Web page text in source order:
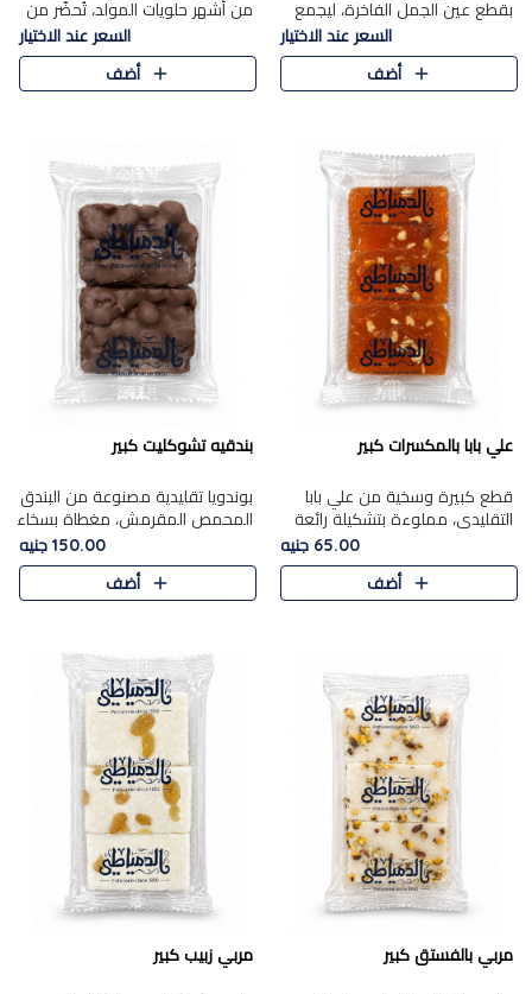
بقطع عين الجمل الفاخرة، ليجمع
بين القوام الناعم وقرمشة الجوز
في مذاق شرقي أصيل.
السعر عند الاختيار
أضف
من أشهر حلويات المولد، تُحضّر من
فول سوداني محمص بعناية
ومغلف بطبقة رقيقة من السكر
المكرمل، لتمنحك قرمشة أصيلة
السعر عند الاختيار
أضف
علي بابا بالمكسرات كبير
قطع كبيرة وسخية من علي بابا
التقليدي، مملوءة بتشكيلة رائعة
من المكسرات المحمصة المحمرة.
65.00 جنيه
أضف
بندقيه تشوكليت كبير
بوندويا تقليدية مصنوعة من البندق
المحمص المقرمش، مغطاة بسخاء
بشوكولاتة فاخرة غنية لتحقيق
التوازن المثالي بين قوام القرمشة
ونكهة الشوكولاتة ا..
150.00 جنيه
أضف
مربي بالفستق كبير مربي زبيب كبير